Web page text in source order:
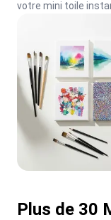
votre mini toile
Plus de 30